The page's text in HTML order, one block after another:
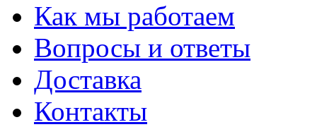
Как мы работаем
Вопросы и ответы
Доставка
Контакты